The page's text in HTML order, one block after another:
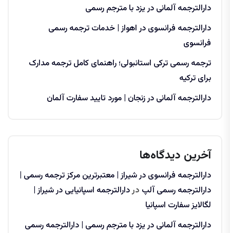
دارالترجمه آلمانی در یزد با مترجم رسمی
دارالترجمه فرانسوی در اهواز | خدمات ترجمه رسمی
فرانسوی
ترجمه رسمی ترکی استانبولی؛ راهنمای کامل ترجمه مدارک
برای ترکیه
دارالترجمه آلمانی در زنجان | مورد تایید سفارت آلمان
آخرین دیدگاه‌ها
دارالترجمه فرانسوی در شیراز | معتبرترین مرکز ترجمه رسمی |
دارالترجمه رسمی آلپ دردارالترجمه اسپانیایی در شیراز |
لگالایز سفارت اسپانیا
دارالترجمه آلمانی در یزد با مترجم رسمی | دارالترجمه رسمی